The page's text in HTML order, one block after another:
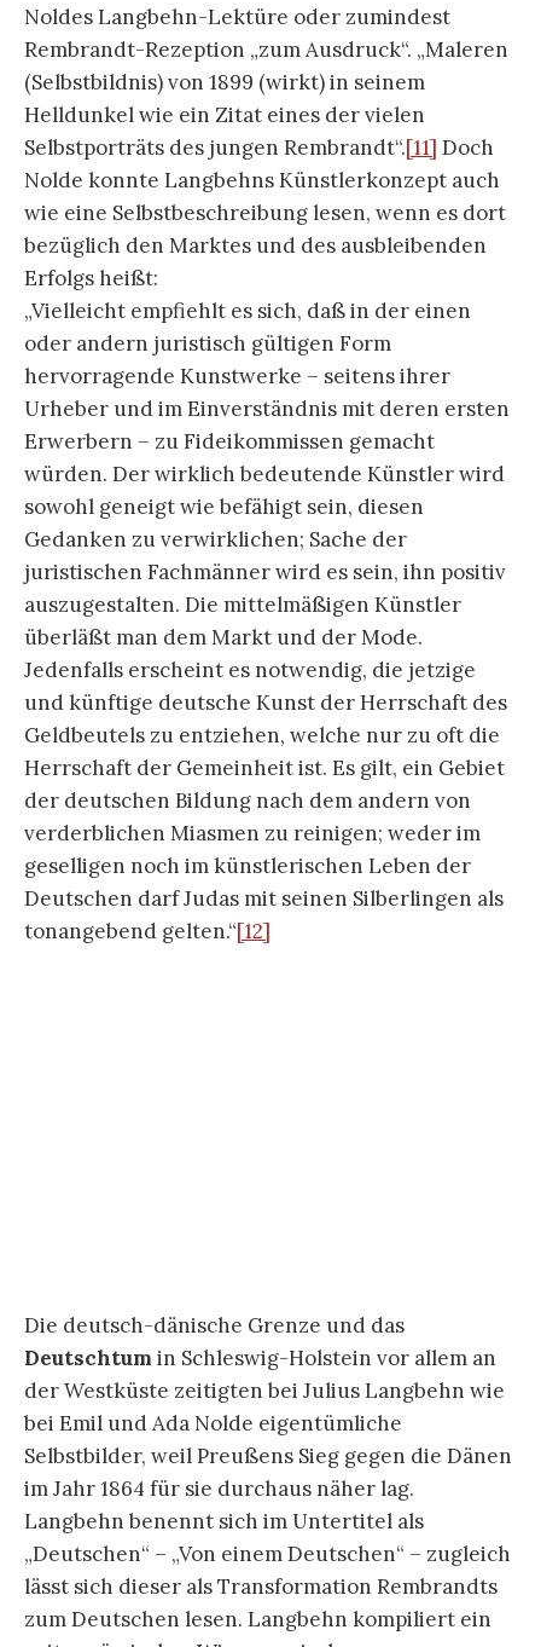
„Vielleicht empfiehlt es sich, daß in der einen
oder andern juristisch gültigen Form
hervorragende Kunstwerke – seitens ihrer
Urheber und im Einverständnis mit deren ersten
Erwerbern – zu Fideikommissen gemacht
würden. Der wirklich bedeutende Künstler wird
sowohl geneigt wie befähigt sein, diesen
Gedanken zu verwirklichen; Sache der
juristischen Fachmänner wird es sein, ihn positiv
auszugestalten. Die mittelmäßigen Künstler
überläßt man dem Markt und der Mode.
Jedenfalls erscheint es notwendig, die jetzige
und künftige deutsche Kunst der Herrschaft des
Geldbeutels zu entziehen, welche nur zu oft die
Herrschaft der Gemeinheit ist. Es gilt, ein Gebiet
der deutschen Bildung nach dem andern von
verderblichen Miasmen zu reinigen; weder im
geselligen noch im künstlerischen Leben der
Deutschen darf Judas mit seinen Silberlingen als
tonangebend gelten.“[12]
Die deutsch-dänische Grenze und das
Deutschtumin Schleswig-Holstein vor allem an
der Westküste zeitigten bei Julius Langbehn wie
bei Emil und Ada Nolde eigentümliche
Selbstbilder, weil Preußens Sieg gegen die Dänen
im Jahr 1864 für sie durchaus näher lag.
Langbehn benennt sich im Untertitel als
Machtergreifung.
„Wie im zweiten Kapitel … dargelegt wird, wurde
Nolde schon vor 1933 als paradigmatisch
>deutscher< Künstler gefeiert. Nach der
traumatischen Niederlage im Ersten Weltkrieg
knüpften sich starke Heilserwartungen an einen
von der deutschen Kultur ausgehenden
Wiederaufstieg; Kunst wurde – besonders auch
in den späten 1920er-Jahren – »Mittel nationaler
Selbstbehauptung«. Was der von Nolde